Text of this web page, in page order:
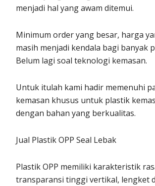
menjadi hal yang awam ditemui.
Minimum order yang besar, harga
masih menjadi kendala bagi banyak
Belum lagi soal teknologi kemasan.
Untuk itulah kami hadir memenuhi
kemasan khusus untuk plastik
dengan bahan yang berkualitas.
Jual Plastik OPP Seal Lebak
Plastik OPP memiliki karakteristik
transparansi tinggi vertikal, lengket